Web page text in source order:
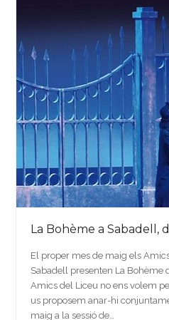
La Bohème a Sabadell,
El proper mes de maig els
Sabadell presenten La Bohème
Amics del Liceu no ens volem
us proposem anar-hi
maig a la sessió de…